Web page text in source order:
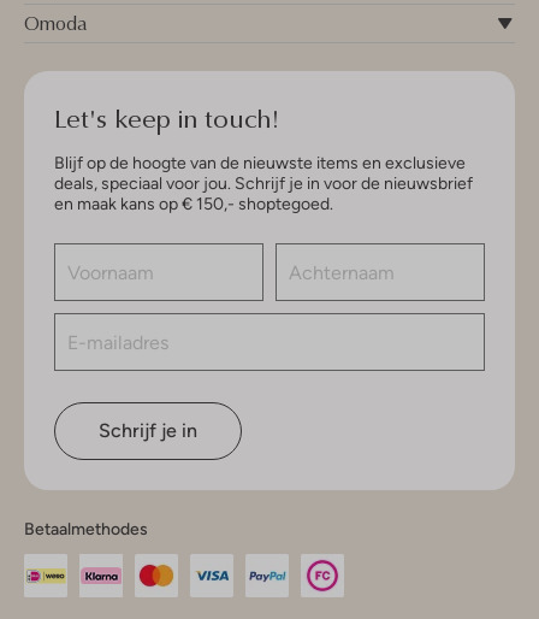
Omoda
Let's keep in touch!
Blijf op de hoogte van de nieuwste items en exclusieve
deals, speciaal voor jou. Schrijf je in voor de nieuwsbrief
en maak kans op € 150,- shoptegoed.
Schrijf je in
Betaalmethodes